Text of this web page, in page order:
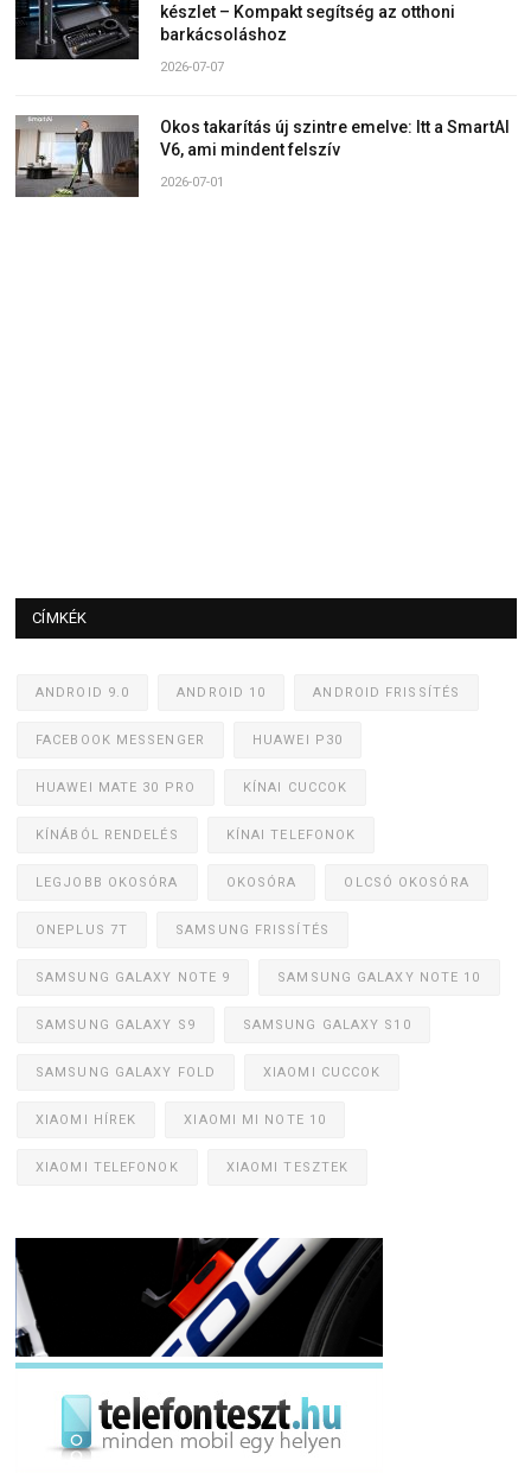
készlet – Kompakt segítség az otthoni
barkácsoláshoz
2026-07-07
Okos takarítás új szintre emelve: Itt a SmartAI
V6, ami mindent felszív
2026-07-01
CÍMKÉK
ANDROID 9.0 ANDROID 10 ANDROID FRISSÍTÉS
FACEBOOK MESSENGER HUAWEI P30
HUAWEI MATE 30 PRO KÍNAI CUCCOK
KÍNÁBÓL RENDELÉS KÍNAI TELEFONOK
LEGJOBB OKOSÓRA OKOSÓRA OLCSÓ OKOSÓRA
ONEPLUS 7T SAMSUNG FRISSÍTÉS
SAMSUNG GALAXY NOTE 9 SAMSUNG GALAXY NOTE 10
SAMSUNG GALAXY S9 SAMSUNG GALAXY S10
SAMSUNG GALAXY FOLD XIAOMI CUCCOK
XIAOMI HÍREK XIAOMI MI NOTE 10
XIAOMI TELEFONOK XIAOMI TESZTEK